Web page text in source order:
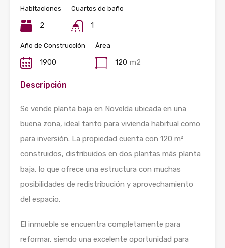
Habitaciones
2
Cuartos de baño
1
Año de Construcción
1900
Área
120 m2
Descripción
Se vende planta baja en Novelda ubicada en una
buena zona, ideal tanto para vivienda habitual como
para inversión. La propiedad cuenta con 120 m²
construidos, distribuidos en dos plantas más planta
baja, lo que ofrece una estructura con muchas
posibilidades de redistribución y aprovechamiento
del espacio.
El inmueble se encuentra completamente para
reformar, siendo una excelente oportunidad para